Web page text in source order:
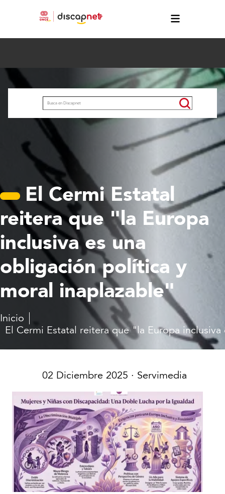
El Cermi Estatal
reitera que "la Europa
inclusiva es una
obligación política y
moral inaplazable"
Inicio
El Cermi Estatal reitera que "la Europa
02 Diciembre 2025 · Servimedia